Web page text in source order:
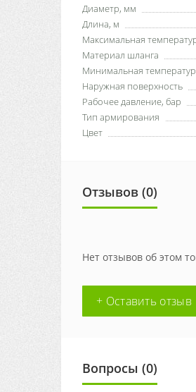
Диаметр, мм
Длина, м
Максимальная
Материал шланга
Минимальная
Наружная поверхность
Рабочее давление, бар
Тип армирования
Цвет
Отзывов (0)
Нет отзывов об этом
+ Оставить отзыв
Вопросы (0)